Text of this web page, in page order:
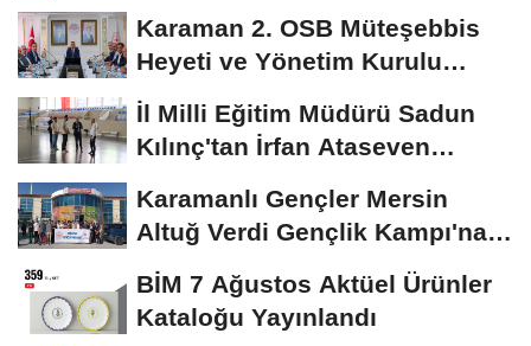
Karaman 2. OSB Müteşebbis
Heyeti ve Yönetim Kurulu
Toplantısı Gerçekleştirildi
İl Milli Eğitim Müdürü Sadun
Kılınç'tan İrfan Ataseven
Karamanlı Gençler Mersin
Altuğ Verdi Gençlik Kampı'na
Uğurlandı
BİM 7 Ağustos Aktüel Ürünler
Kataloğu Yayınlandı